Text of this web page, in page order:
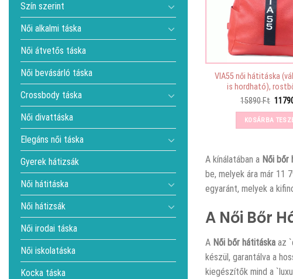
Szín szerint
Női alkalmi táska
Női átvetős táska
Női bevásárló táska
Crossbody táska
Női divattáska
Elegáns női táska
Gyerek hátizsák
Női hátitáska
Női hátizsák
Női irodai táska
Női iskolatáska
Kocka táska
VIA55 női hátitáska
is hordható),
15890Ft
was:
KOSÁRBA
A kínálatában a Női bőr
be, melyek ára már 11
egyaránt, melyek a
A Női Bőr
A Női bőr hátitáska az
készül, garantálva a
kiegészítők mind a